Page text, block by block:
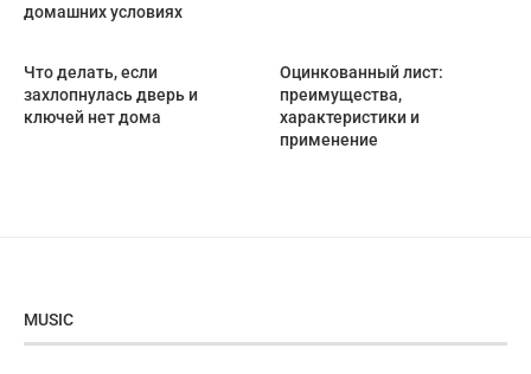
домашних условиях
Что делать, если
захлопнулась дверь и
ключей нет дома
Оцинкованный лист:
преимущества,
характеристики и
применение
MUSIC